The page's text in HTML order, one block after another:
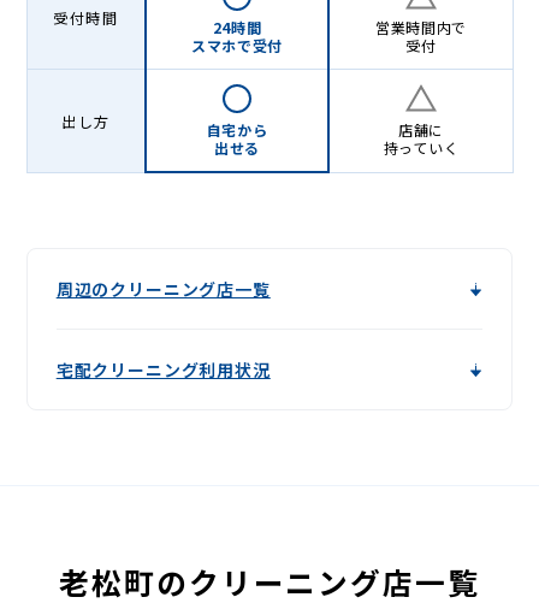
受付時間
24時間
スマホで受付
営業時間内で
受付
出し方
自宅から
出せる
店舗に
持っていく
周辺のクリーニング店一覧
宅配クリーニング利用状況
老松町のクリーニング店一覧